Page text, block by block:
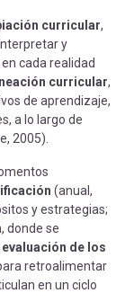
curricular,
y
cada realidad
curricular,
de aprendizaje,
a lo largo de
2005).
(anual,
y estrategias;
donde se
evaluación de los
retroalimentar
en un ciclo